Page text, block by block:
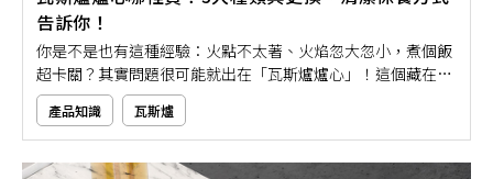
告訴你！
你是不是也有這種經驗：火點不太著、火焰忽大忽小，煮個飯
超卡關？其實問題很可能就出在「瓦斯爐爐心」！這個藏在瓦
斯爐下的小零件，是火力穩不穩健的重要關鍵元素，一旦使用
久了卡油、積碳、老化都會影響瓦斯爐的使用。許多人會想
問：瓦斯爐爐心可以自行更換嗎？平常該如何維護清潔？如果
你也想要讓料理不卡關，那就要搞懂瓦斯爐爐心的保養秘訣！
產品知識 瓦斯爐